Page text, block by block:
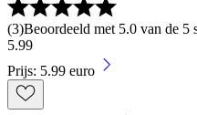
(3)Beoordeeld met 5.0 van de 5
5.99
Prijs: 5.99 euro